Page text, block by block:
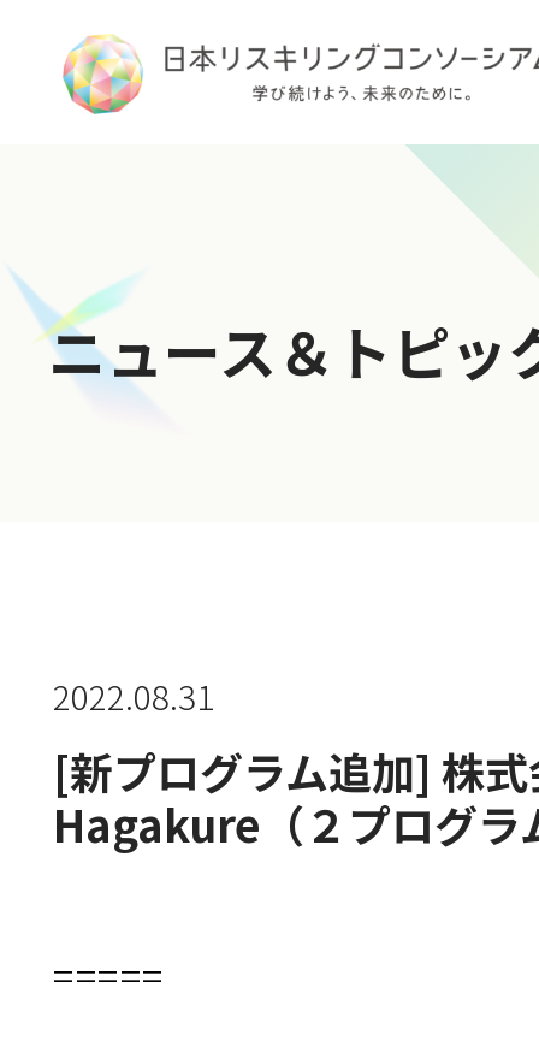
ログイン
団体会員・団体受講機能とは
コンソーシアムについて
使い方
ニュース＆トピッ
2022.08.31
[新プログラム追加] 株
Hagakure（２プログラ
=====